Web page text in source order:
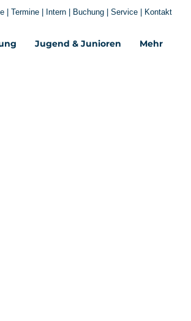
Jugend & Junioren Mehr‎
Termine Intern Buchung Service Kontakt